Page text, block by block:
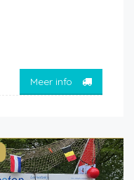
Meer info